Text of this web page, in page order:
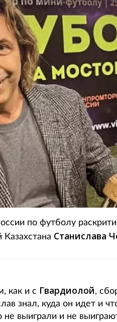
по футболу
Станислава
как и с Гвардиолой,
знал, куда он идет и
не выиграли и не